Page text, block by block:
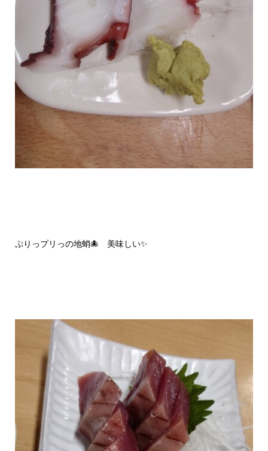
ぷりっプリっの地蛸🐙 美味しい✨